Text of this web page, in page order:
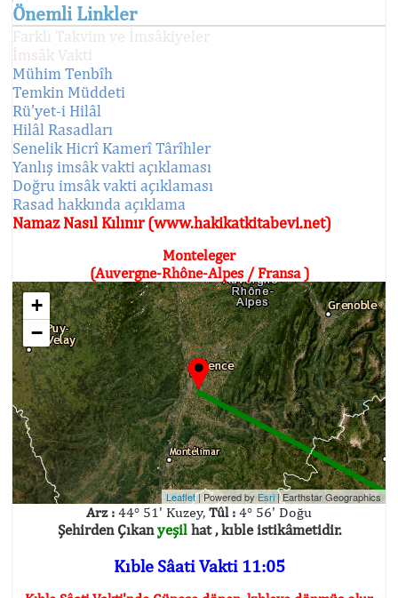
Önemli Linkler
Farklı Takvim ve İmsâkiyeler
İmsâk Vakti
Mühim Tenbîh
Temkin Müddeti
Rü'yet-i Hilâl
Hilâl Rasadları
Senelik Hicrî Kamerî Târîhler
Yanlış imsâk vakti açıklaması
Doğru imsâk vakti açıklaması
Rasad hakkında açıklama
Namaz Nasıl Kılınır (www.hakikatkitabevi.net)
Monteleger
(Auvergne-Rhône-Alpes / Fransa )
+
−
Leaflet| Powered by Esri|Earthstar Geographics
Arz : 44° 51' Kuzey, Tûl : 4° 56' Doğu
Şehirden Çıkanyeşilhat , kıble istikâmetidir.
Kıble Sâati Vakti 11:05